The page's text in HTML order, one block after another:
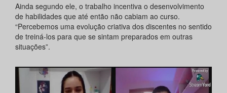
Ainda segundo ele, o trabalho incentiva o desenvolvimento
de habilidades que até então não cabiam ao curso.
“Percebemos uma evolução criativa dos discentes no sentido
de treiná-los para que se sintam preparados em outras
situações”.